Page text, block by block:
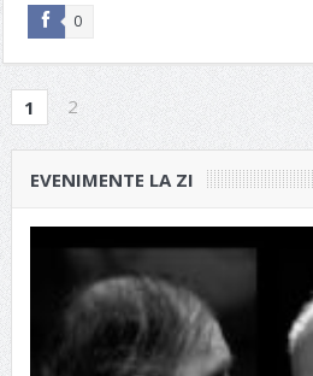
0
1 2
EVENIMENTE LA ZI